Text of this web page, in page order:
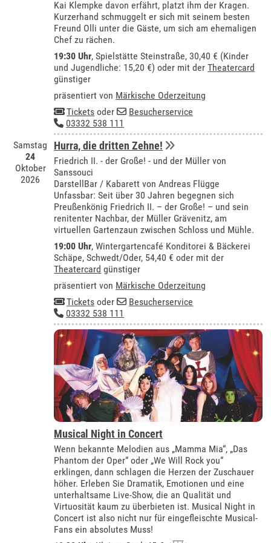
Kai Klempke davon erfährt, platzt ihm der Kragen.
Kurzerhand schmuggelt er sich mit seinem besten
Freund Olli unter die Gäste, um sich am ehemaligen
Chef zu rächen.
19:30 Uhr, Spielstätte Steinstraße, 30,40 € (Kinder
und Jugendliche: 15,20 €) oder mit derTheatercard
günstiger
präsentiert von Märkische Oderzeitung
Tickets oder
Besucherservice
03332 538 111
Samstag
24
Oktober
2026
Hurra, die dritten Zehne!
Friedrich II. - der Große! - und der Müller von
Sanssouci
DarstellBar / Kabarett von Andreas Flügge
Unfassbar: Seit über 30 Jahren begegnen sich
Preußenkönig Friedrich II. – der Große! – und sein
renitenter Nachbar, der Müller Grävenitz, am
virtuellen Gartenzaun zwischen Schloss und Mühle.
19:00 Uhr,Wintergartencafé Konditorei & Bäckerei
Schäpe, Schwedt/Oder, 54,40 € oder mit der
Theatercard günstiger
präsentiert von Märkische Oderzeitung
Tickets oder
Besucherservice
03332 538 111
Musical Night in Concert
Wenn bekannte Melodien aus „Mamma Mia“, „Das
Phantom der Oper“ oder „We Will Rock you“
erklingen, dann schlagen die Herzen der Zuschauer
höher. Erleben Sie Dramatik, Emotionen und eine
unterhaltsame Live-Show, die an Qualität und
Virtuosität kaum zu überbieten ist. Musical Night in
Concert ist also nicht nur für eingefleischte Musical-
Fans ein absolutes Muss!